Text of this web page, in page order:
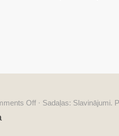
Off · Sadaļas: Slavinājumi.